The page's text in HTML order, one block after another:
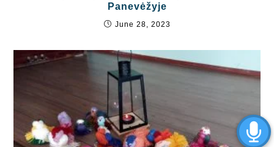
Panevėžyje
June 28, 2023